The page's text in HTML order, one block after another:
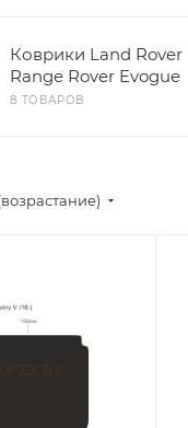
Коврики Land Rover
Range Rover Evogue
8 ТОВАРОВ